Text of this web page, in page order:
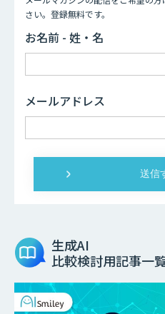
さい。登録無料です。
お名前 - 姓・名
メールアドレス
生成AI
比較検討用記事一